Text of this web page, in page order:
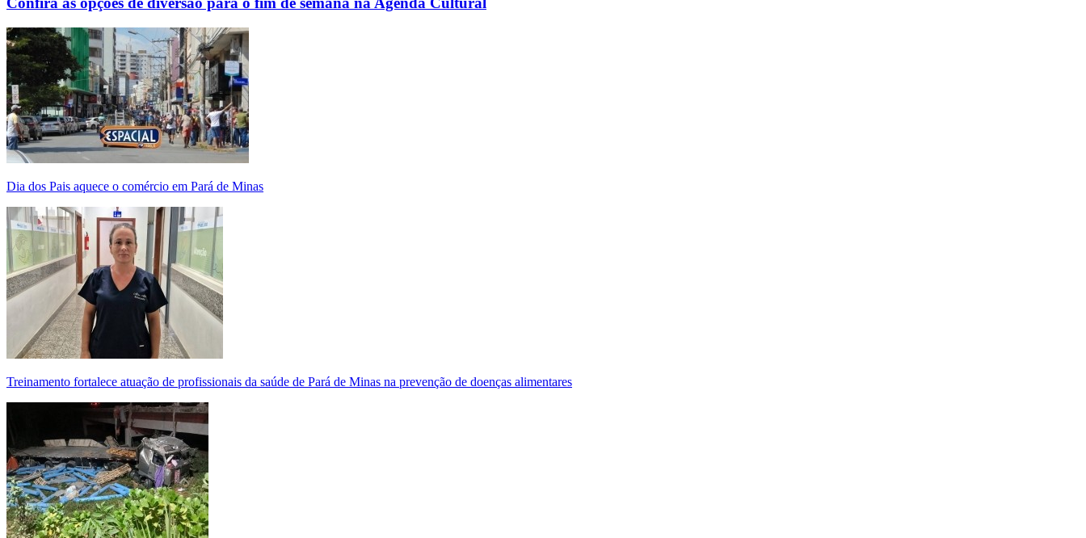
Dia dos Pais aquece o comércio em Pará de Minas
Treinamento fortalece atuação de profissionais da saúde de Pará de Minas na prevenção de doenças alimentares